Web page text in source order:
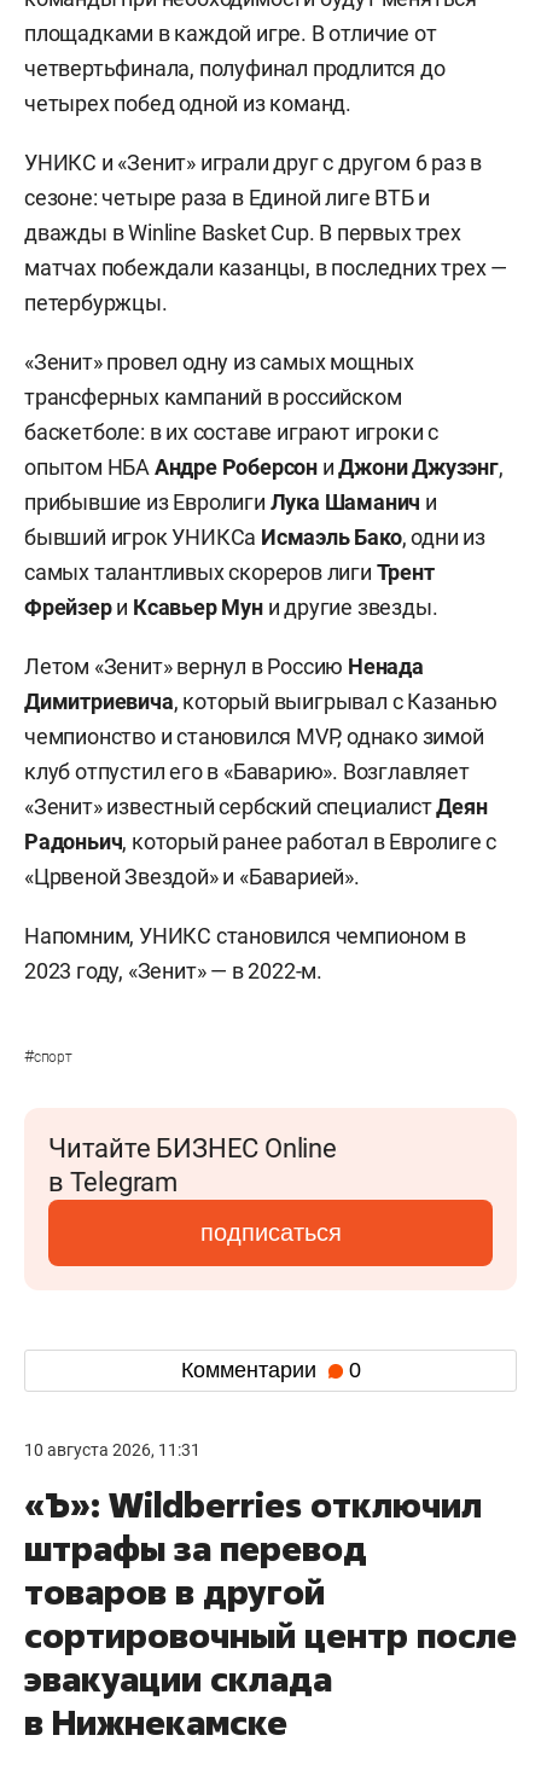
площадками в каждой игре. В отличие от
четвертьфинала, полуфинал продлится до
четырех побед одной из команд.
УНИКС и «Зенит» играли друг с другом 6 раз в
сезоне: четыре раза в Единой лиге ВТБ и
дважды в Winline Basket Cup. В первых трех
матчах побеждали казанцы, в последних трех —
петербуржцы.
«Зенит» провел одну из самых мощных
трансферных кампаний в российском
баскетболе: в их составе играют игроки с
опытом НБА Андре Роберсон иДжони Джузэнг,
прибывшие из Евролиги Лука Шаманич и
бывший игрок УНИКСа Исмаэль Бако, одни из
самых талантливых скореров лиги Трент
Фрейзери Ксавьер Мун и другие звезды.
Летом «Зенит» вернул в Россию Ненада
Димитриевича, который выигрывал с Казанью
чемпионство и становился MVP, однако зимой
клуб отпустил его в «Баварию». Возглавляет
«Зенит» известный сербский специалистДеян
Радоньич, который ранее работал в Евролиге с
«Црвеной Звездой» и «Баварией».
Напомним, УНИКС становился чемпионом в
2023 году, «Зенит» — в 2022-м.
#спорт
Читайте БИЗНЕС Online
в Telegram
подписаться
Комментарии 0
10 августа 2026, 11:31
«Ъ»: Wildberries отключил
штрафы за перевод
товаров в другой
сортировочный центр после
эвакуации склада
в Нижнекамске